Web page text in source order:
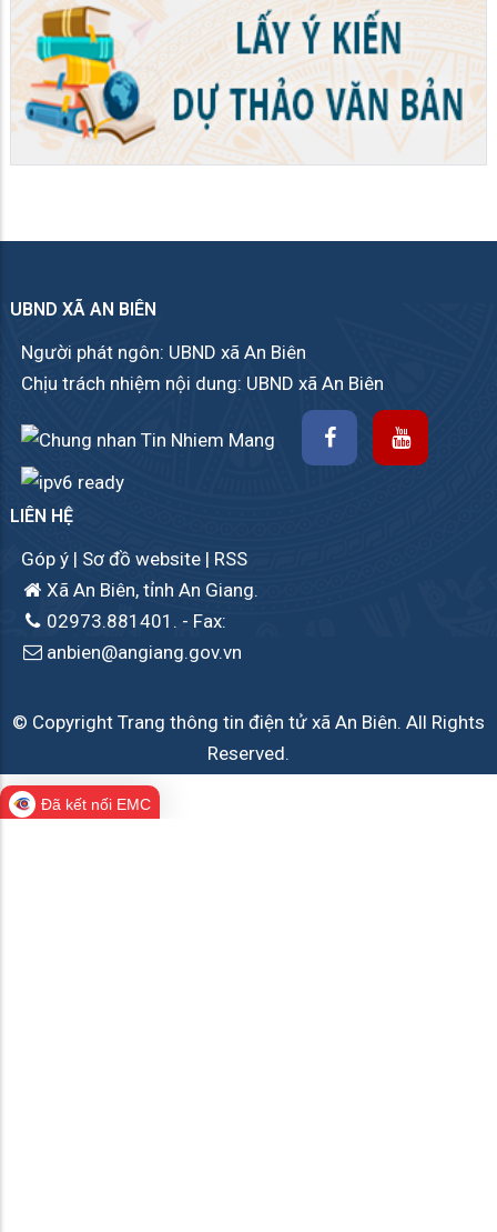
UBND XÃ AN BIÊN
Người phát ngôn: UBND xã An Biên
Chịu trách nhiệm nội dung: UBND xã An Biên
LIÊN HỆ
Góp ý | Sơ đồ website | RSS
Xã An Biên, tỉnh An Giang.
02973.881401. - Fax:
anbien@angiang.gov.vn
© Copyright Trang thông tin điện tử xã An Biên. All Rights
Reserved.
Đã kết nối EMC